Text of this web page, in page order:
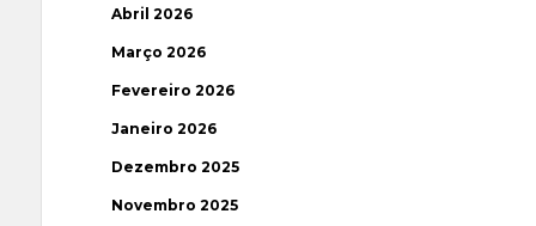
Abril 2026
Março 2026
Fevereiro 2026
Janeiro 2026
Dezembro 2025
Novembro 2025